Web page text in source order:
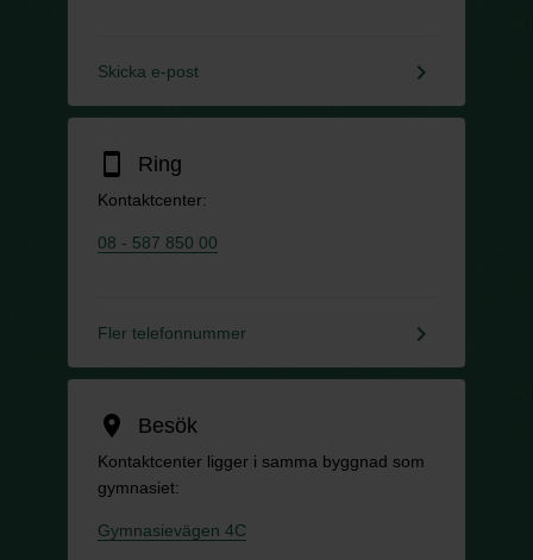
Skicka e-post keyboard_arrow_right
smartphone Ring
Kontaktcenter:
08 - 587 850 00
Fler telefonnummer keyboard_arrow_right
location_on Besök
Kontaktcenter ligger i samma byggnad som
gymnasiet:
Gymnasievägen 4C